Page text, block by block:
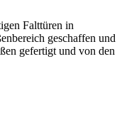
Falttüren in
geschaffen und
gefertigt und von den